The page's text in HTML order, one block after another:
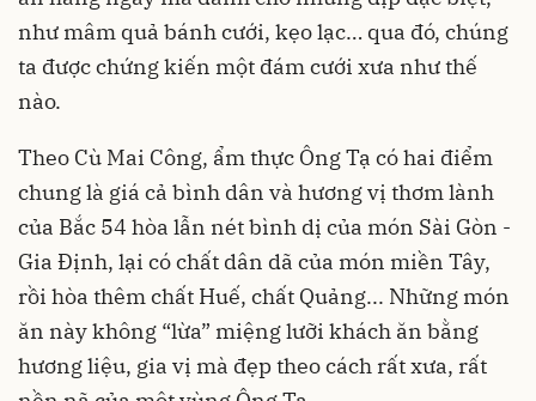
như mâm quả bánh cưới, kẹo lạc… qua đó, chúng
ta được chứng kiến một đám cưới xưa như thế
nào.
Theo Cù Mai Công, ẩm thực Ông Tạ có hai điểm
chung là giá cả bình dân và hương vị thơm lành
của Bắc 54 hòa lẫn nét bình dị của món Sài Gòn -
Gia Định, lại có chất dân dã của món miền Tây,
rồi hòa thêm chất Huế, chất Quảng... Những món
ăn này không “lừa” miệng lưỡi khách ăn bằng
hương liệu, gia vị mà đẹp theo cách rất xưa, rất